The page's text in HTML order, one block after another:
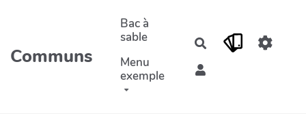
Aller au contenu principal
Communs
Bac à
sable
Menu
exemple
Rechercher